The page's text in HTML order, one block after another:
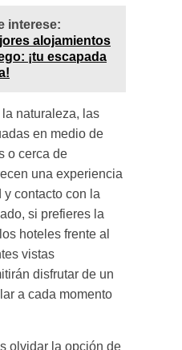
interese:
alojamientos
¡tu escapada
naturaleza, las
en medio de
o cerca de
una experiencia
contacto con la
si prefieres la
hoteles frente al
vistas
disfrutar de un
a cada momento
olvidar la opción de